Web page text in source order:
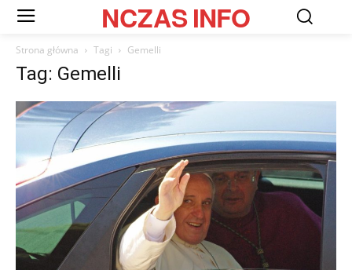
NCZASINFO
Strona główna Tagi Gemelli
Tag: Gemelli